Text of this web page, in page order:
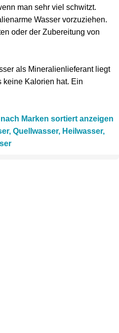
man sehr viel schwitzt.
Wasser vorzuziehen.
oder der Zubereitung von
als Mineralienlieferant liegt
keine Kalorien hat. Ein
Marken sortiert anzeigen
Quellwasser, Heilwasser,